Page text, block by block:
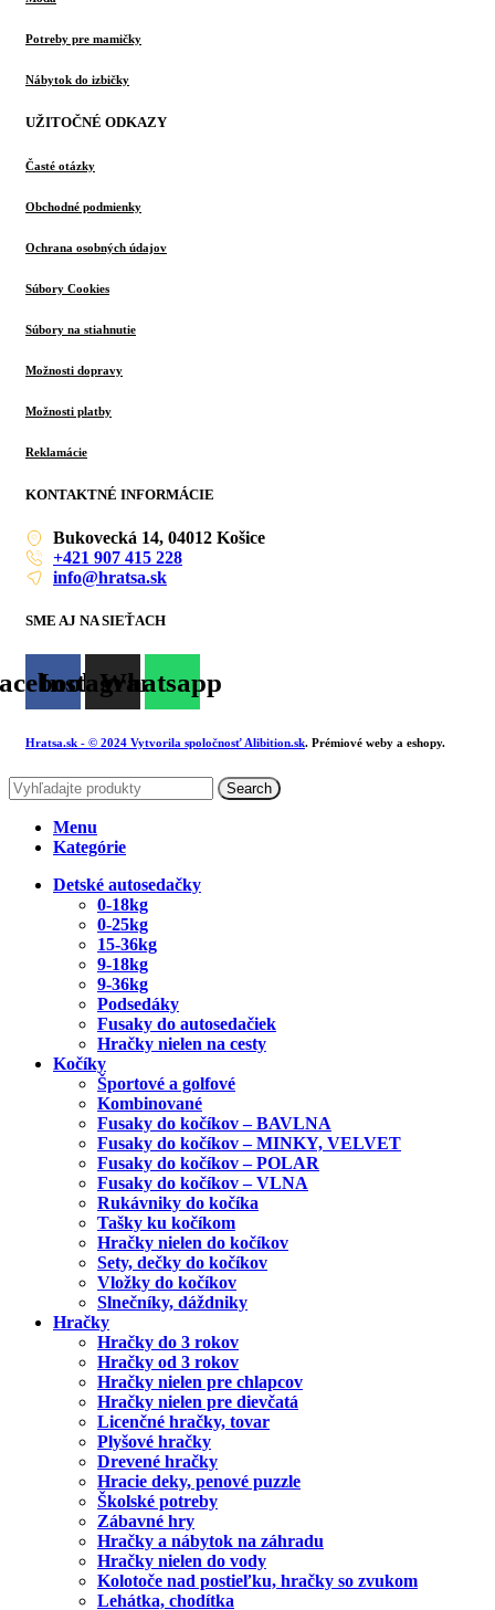
Potreby pre mamičky
Nábytok do izbičky
UŽITOČNÉ ODKAZY
Časté otázky
Obchodné podmienky
Ochrana osobných údajov
Súbory Cookies
Súbory na stiahnutie
Možnosti dopravy
Možnosti platby
Reklamácie
KONTAKTNÉ INFORMÁCIE
Bukovecká 14, 04012 Košice
+421 907 415 228
info@hratsa.sk
SME AJ NA SIEŤACH
Instagram
Whatsapp
Hratsa.sk - © 2024 Vytvorila spoločnosť Alibition.sk. Prémiové weby a eshopy.
Search
Menu
Kategórie
Detské autosedačky
0-18kg
0-25kg
15-36kg
9-18kg
9-36kg
Podsedáky
Fusaky do autosedačiek
Hračky nielen na cesty
Kočíky
Športové a golfové
Kombinované
Fusaky do kočíkov – BAVLNA
Fusaky do kočíkov – MINKY, VELVET
Fusaky do kočíkov – POLAR
Fusaky do kočíkov – VLNA
Rukávniky do kočíka
Tašky ku kočíkom
Hračky nielen do kočíkov
Sety, dečky do kočíkov
Vložky do kočíkov
Slnečníky, dáždniky
Hračky
Hračky do 3 rokov
Hračky od 3 rokov
Hračky nielen pre chlapcov
Hračky nielen pre dievčatá
Licenčné hračky, tovar
Plyšové hračky
Drevené hračky
Hracie deky, penové puzzle
Školské potreby
Zábavné hry
Hračky a nábytok na záhradu
Hračky nielen do vody
Kolotoče nad postieľku, hračky so zvukom
Lehátka, chodítka